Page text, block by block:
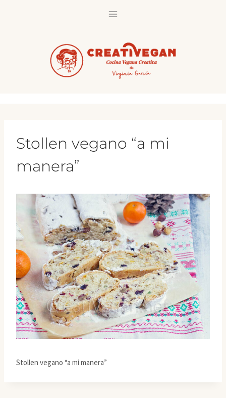
Stollen vegano “a mi
manera”
Stollen vegano “a mi manera”